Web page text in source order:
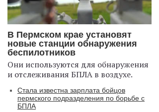
В Пермском крае установят
новые станции обнаружения
беспилотников
Они используются для обнаружения
и отслеживания БПЛА в воздухе.
Стала известна зарплата бойцов
пермского подразделения по борьбе с
БПЛА